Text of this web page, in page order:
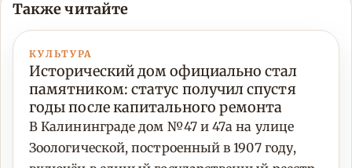
Также читайте
КУЛЬТУРА
Исторический дом официально стал
памятником: статус получил спустя
годы после капитального ремонта
В Калининграде дом №47 и 47а на улице
Зоологической, построенный в 1907 году,